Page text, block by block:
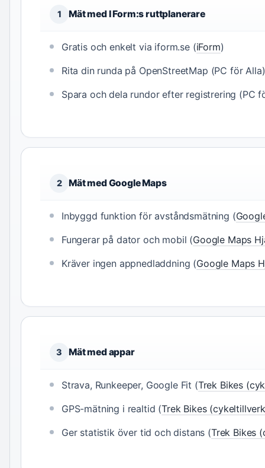
1 Mät med I Form:s ruttplanerare
Gratis och enkelt via iform.se (iForm)
Rita din runda på OpenStreetMap (PC för
Spara och dela rundor efter registrering (PC
2 Mät med Google Maps
Inbyggd funktion för avståndsmätning (
Fungerar på dator och mobil (Google Maps
Kräver ingen appnedladdning (Google Maps
3 Mät med appar
Strava, Runkeeper, Google Fit (Trek Bikes
GPS-mätning i realtid (Trek Bikes
Ger statistik över tid och distans (Trek Bikes